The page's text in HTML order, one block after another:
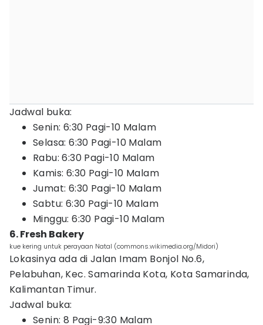
Jadwal buka:
Senin: 6:30 Pagi-10 Malam
Selasa: 6:30 Pagi-10 Malam
Rabu: 6:30 Pagi-10 Malam
Kamis: 6:30 Pagi-10 Malam
Jumat: 6:30 Pagi-10 Malam
Sabtu: 6:30 Pagi-10 Malam
Minggu: 6:30 Pagi-10 Malam
6. Fresh Bakery
kue kering untuk perayaan Natal (commons.wikimedia.org/Midori)
Lokasinya ada di Jalan Imam Bonjol No.6,
Pelabuhan, Kec. Samarinda Kota, Kota Samarinda,
Kalimantan Timur.
Jadwal buka:
Senin: 8 Pagi-9:30 Malam